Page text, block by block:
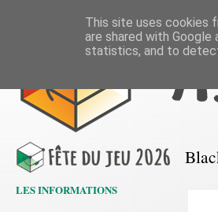
LES INFORMATIONS
This site uses cookies
are shared with
statistics, and to